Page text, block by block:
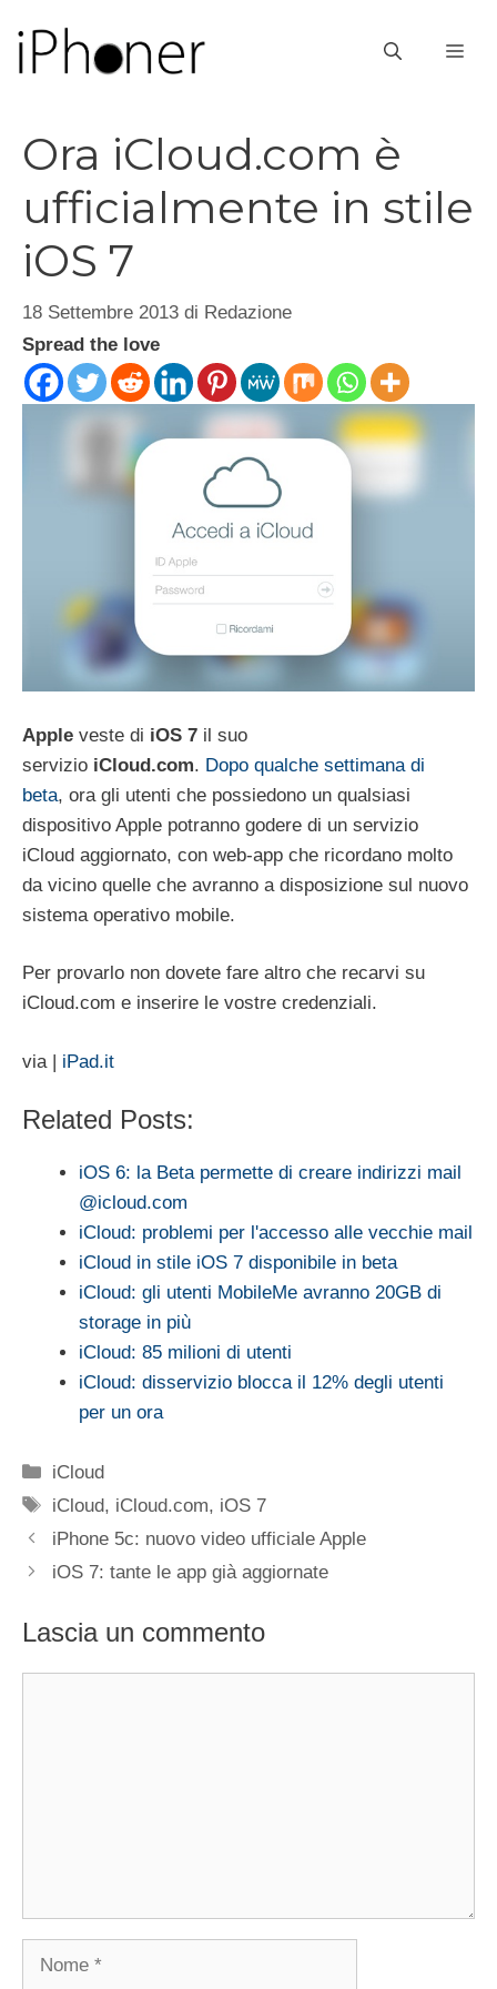
contenuto
Ora iCloud.com è
ufficialmente in stile
iOS 7
18 Settembre 2013 di Redazione
Spread the love
Apple veste di iOS 7 il suo
servizio iCloud.com. Dopo qualche settimana di
beta, ora gli utenti che possiedono un qualsiasi
dispositivo Apple potranno godere di un servizio
iCloud aggiornato, con web-app che ricordano molto
da vicino quelle che avranno a disposizione sul nuovo
sistema operativo mobile.
Per provarlo non dovete fare altro che recarvi su
iCloud.com e inserire le vostre credenziali.
via | iPad.it
Related Posts:
iOS 6: la Beta permette di creare indirizzi mail
@icloud.com
iCloud: problemi per l'accesso alle vecchie mail
iCloud in stile iOS 7 disponibile in beta
iCloud: gli utenti MobileMe avranno 20GB di
storage in più
iCloud: 85 milioni di utenti
iCloud: disservizio blocca il 12% degli utenti
per un ora
Categorie
iCloud
Tag
iCloud, iCloud.com, iOS 7
iPhone 5c: nuovo video ufficiale Apple
iOS 7: tante le app già aggiornate
Lascia un commento
Nome